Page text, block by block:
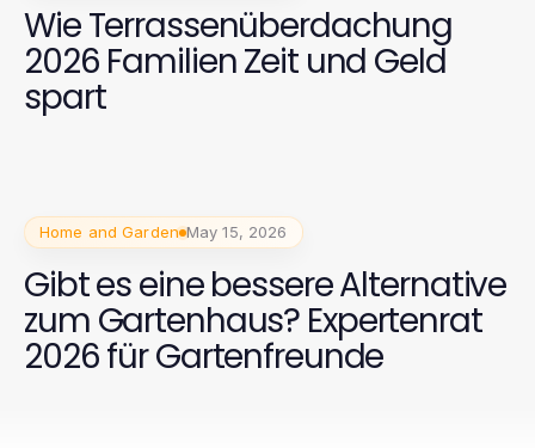
Wie Terrassenüberdachung
2026 Familien Zeit und Geld
spart
Home and Garden May 15, 2026
Gibt es eine bessere Alternative
zum Gartenhaus? Expertenrat
2026 für Gartenfreunde